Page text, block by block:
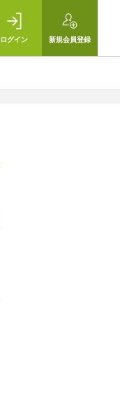
ログイン 新規会員登録